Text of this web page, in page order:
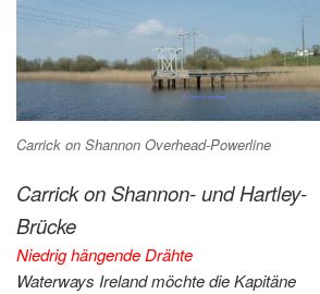
Carrick on Shannon Overhead-Powerline
Carrick on Shannon- und Hartley-
Brücke
Niedrig hängende Drähte
Waterways Ireland möchte die Kapitäne